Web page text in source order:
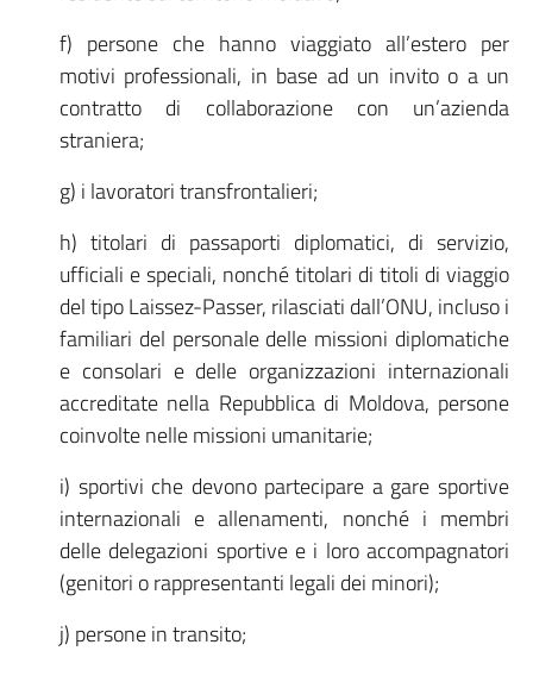
f) persone che hanno viaggiato all’estero per
motivi professionali, in base ad un invito o a un
contratto di collaborazione con un’azienda
straniera;
g) i lavoratori transfrontalieri;
h) titolari di passaporti diplomatici, di servizio,
ufficiali e speciali, nonché titolari di titoli di viaggio
del tipo Laissez-Passer, rilasciati dall’ONU, incluso i
familiari del personale delle missioni diplomatiche
e consolari e delle organizzazioni internazionali
accreditate nella Repubblica di Moldova, persone
coinvolte nelle missioni umanitarie;
i) sportivi che devono partecipare a gare sportive
internazionali e allenamenti, nonché i membri
delle delegazioni sportive e i loro accompagnatori
(genitori o rappresentanti legali dei minori);
j) persone in transito;